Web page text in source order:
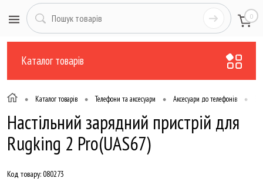
0
Каталог товарів
• Каталог товарів • Телефони та аксесуари • Аксесуари до телефонів •
Настільний зарядний пристрій для
Rugking 2 Pro(UAS67)
Код товару:080273